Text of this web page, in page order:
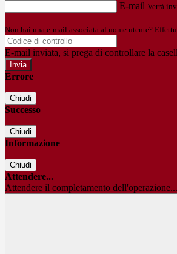
E-mail Verrà
Non hai una e-mail associata al nome utente?
E-mail inviata, si prega di controllare la
Errore
Chiudi
Successo
Chiudi
Informazione
Chiudi
Attendere...
Attendere il completamento dell'operazione...